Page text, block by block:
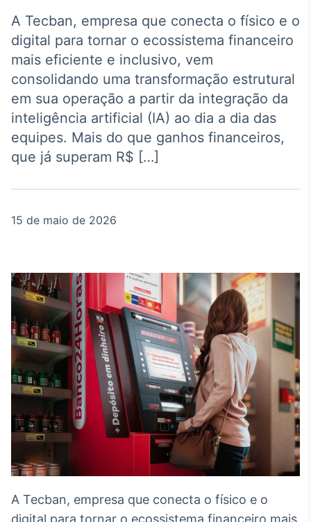
Agro
Tudo sobre o
agronegócio
Broadcast
Político
Os bastidores da
política em tempo
Broadcast
White Label
Plataforma para
conteúdos
personalizados
Soluções de Dados
e Conteúdos
Broadcast
OTC
Plataforma para
negociação de
A Tecban, empresa que conecta o físico e o
digital para tornar o ecossistema financeiro
mais eficiente e inclusivo, vem
consolidando uma transformação estrutural
em sua operação a partir da integração da
inteligência artificial (IA) ao dia a dia das
equipes. Mais do que ganhos financeiros,
que já superam R$ […]
15 de maio de 2026
A Tecban, empresa que conecta o físico e o
digital para tornar o ecossistema financeiro mais